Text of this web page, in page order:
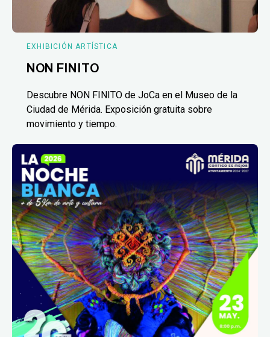
EXHIBICIÓN ARTÍSTICA
NON FINITO
Descubre NON FINITO de JoCa en el Museo de la
Ciudad de Mérida. Exposición gratuita sobre
movimiento y tiempo.